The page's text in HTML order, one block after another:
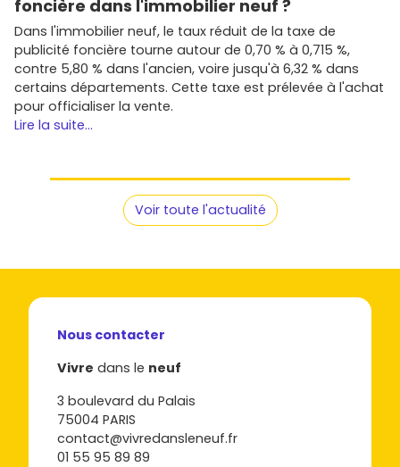
Fixe ton budget global: prix d'achat, mobilier si
meublé, frais de copropriété, taxe foncière,
assurance PNO, gestion locative éventuelle.
Vise les must-have: extérieur, parking, rangements,
orientation. À Deauville, ces critères font la différence
à la revente et à la location.
Anticipe la réglementation
saisonnalité.
Étudie les micro-emplacements: distance plage,
bruit événementiel, accès gare, commerces à pied.
matériaux, garanties, charges prévisionnelles. Les
simplifient la vie.
Prêt à passer à l'action ? Parcours dès maintenant les
le neuf, sauvegarde tes favoris et demande une visite. Tu
auras une vision claire des prix, des quartiers et des
opportunités à saisir.
foncière dans l'immobilier neuf ?
Dans l'immobilier neuf, le taux réduit de la taxe de
publicité foncière tourne autour de 0,70 % à 0,715 %,
contre 5,80 % dans l'ancien, voire jusqu'à 6,32 % dans
certains départements. Cette taxe est prélevée à l'achat
pour officialiser la vente.
Lire la suite...
Voir toute l'actualité
Nous contacter
Vivre dans le neuf
3 boulevard du Palais
75004 PARIS
contact@vivredansleneuf.fr
01 55 95 89 89